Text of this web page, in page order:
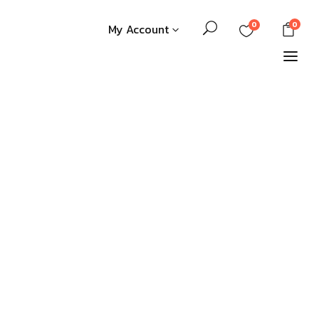
My Account 0
0